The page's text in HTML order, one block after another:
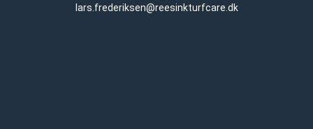
lars.frederiksen@reesinkturfcare.dk